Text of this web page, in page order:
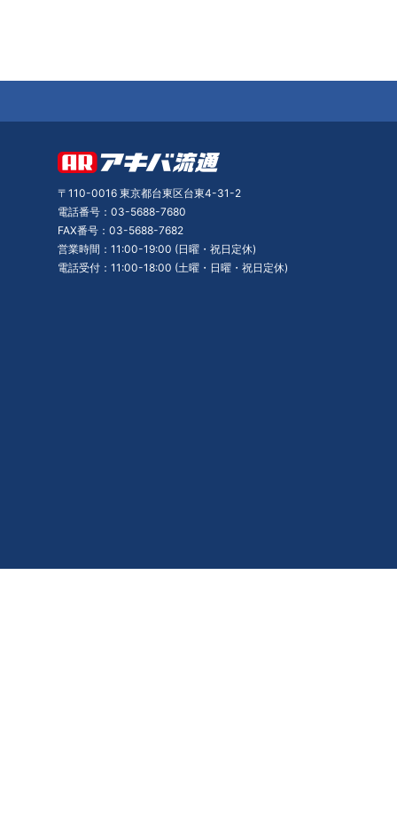
〒110-0016 東京都台東区台東4-31-2
電話番号：03-5688-7680
FAX番号：03-5688-7682
営業時間：11:00-19:00 (日曜・祝日定休)
電話受付：11:00-18:00 (土曜・日曜・祝日定休)